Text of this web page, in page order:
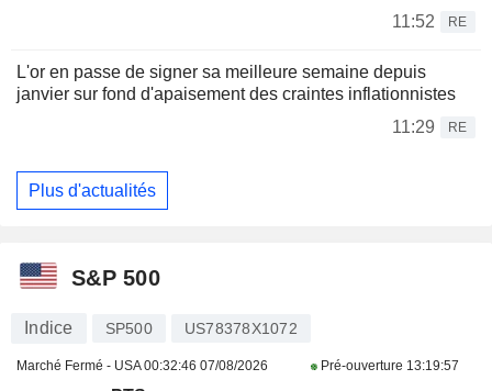
11:52
RE
L'or en passe de signer sa meilleure semaine depuis
janvier sur fond d'apaisement des craintes inflationnistes
11:29
RE
Plus d'actualités
S&P 500
Indice SP500 US78378X1072
Marché Fermé - USA00:32:46 07/08/2026 Pré-ouverture 13:19:57